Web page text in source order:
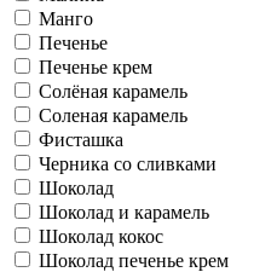
Манго
Печенье
Печенье крем
Солёная карамель
Соленая карамель
Фисташка
Черника со сливками
Шоколад
Шоколад и карамель
Шоколад кокос
Шоколад печенье крем